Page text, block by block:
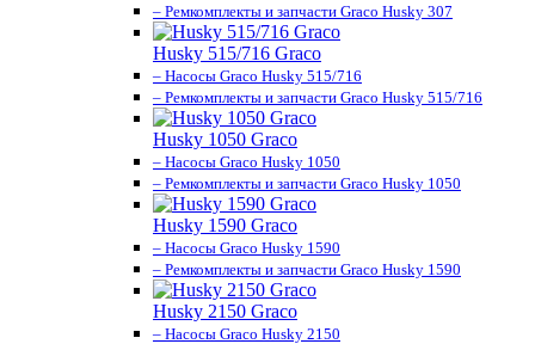
– Ремкомплекты и запчасти Graco Husky 307
Husky 515/716 Graco
– Насосы Graco Husky 515/716
– Ремкомплекты и запчасти Graco Husky 515/716
Husky 1050 Graco
– Насосы Graco Husky 1050
– Ремкомплекты и запчасти Graco Husky 1050
Husky 1590 Graco
– Насосы Graco Husky 1590
– Ремкомплекты и запчасти Graco Husky 1590
Husky 2150 Graco
– Насосы Graco Husky 2150